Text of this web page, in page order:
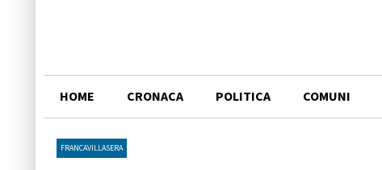
HOME CRONACA POLITICA COMUNI
FRANCAVILLASERA